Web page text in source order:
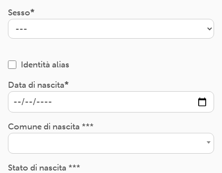
Sesso
Identità alias
Data di nascita
Comune di nascita ***
Stato di nascita ***